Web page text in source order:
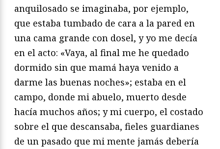
anquilosado se imaginaba, por ejemplo,
que estaba tumbado de cara a la pared en
una cama grande con dosel, y yo me decía
en el acto: «Vaya, al final me he quedado
dormido sin que mamá haya venido a
darme las buenas noches»; estaba en el
campo, donde mi abuelo, muerto desde
hacía muchos años; y mi cuerpo, el costado
sobre el que descansaba, fieles guardianes
de un pasado que mi mente jamás debería